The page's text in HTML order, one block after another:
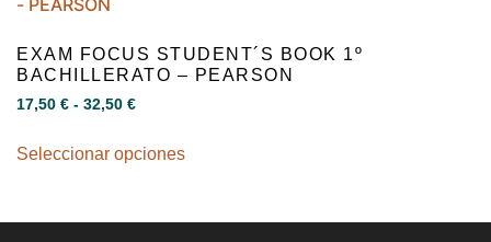
EXAM FOCUS STUDENT´S BOOK 1º
BACHILLERATO – PEARSON
17,50 € - 32,50 €
Seleccionar opciones